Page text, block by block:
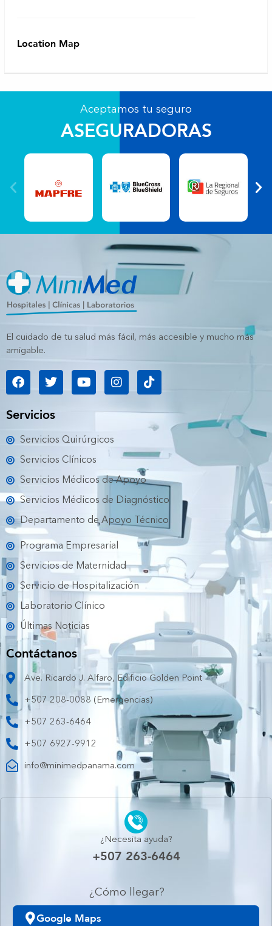
Location Map
Aceptamos tu seguro
ASEGURADORAS
El cuidado de tu salud más fácil, más accesible y mucho más
amigable.
F
a
e
o
k
T
w
t
e
Y
o
b
I
n
t
a
m
T
i
t
o
Servicios
Servicios Quirúrgicos
Servicios Clínicos
Servicios Médicos de Apoyo
Servicios Médicos de Diagnóstico
Departamento de Apoyo Técnico
Programa Empresarial
Servicios de Maternidad
Servicio de Hospitalización
Laboratorio Clínico
Últimas Noticias
Contáctanos
Ave. Ricardo J. Alfaro, Edificio Golden Point
+507 208-0088 (Emergencias)
+507 263-6464
+507 6927-9912
info@minimedpanama.com
¿Necesita ayuda?
+507 263-6464
¿Cómo llegar?
Google Maps